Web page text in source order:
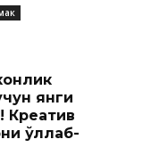
янги
Креатив
қўллаб-